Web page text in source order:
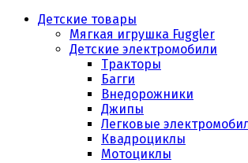
Детские товары
Мягкая игрушка Fuggler
Детские электромобили
Тракторы
Багги
Внедорожники
Джипы
Легковые
Квадроциклы
Мотоциклы